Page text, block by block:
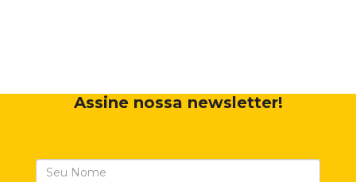
Assine nossa newsletter!